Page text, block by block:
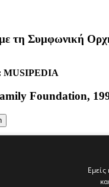
με τη Συμφωνική
Foundation,